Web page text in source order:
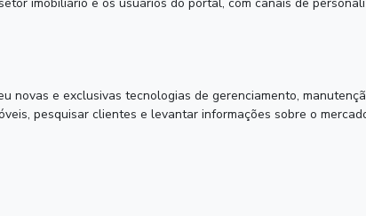
novas e exclusivas tecnologias de gerenciamento,
pesquisar clientes e levantar informações sobre o